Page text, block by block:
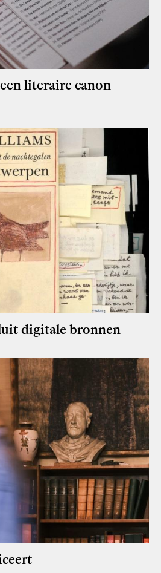
literaire canon
digitale bronnen